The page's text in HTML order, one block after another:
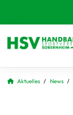
Aktuelles News